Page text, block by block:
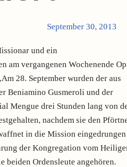
September 30, 2013
und ein
am vergangenen Wochenende
28. September wurden der aus
Beniamino Gusmeroli und der
Mengue drei Stunden lang von
nachdem sie den
in die Mission eingedrungen
der Kongregation vom
beiden Ordensleute angehören.